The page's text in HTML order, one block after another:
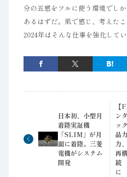
分の五感をフルに使う環境でし
あるはずだ。肌で感じ、考えた
2024年はそんな仕事を強化してい
日本初、小型月
着陸実証機
「SLIM」が月
面に着陸。三菱
電機がシステム
開発
【
ン
ッ
品
力
再
続
に